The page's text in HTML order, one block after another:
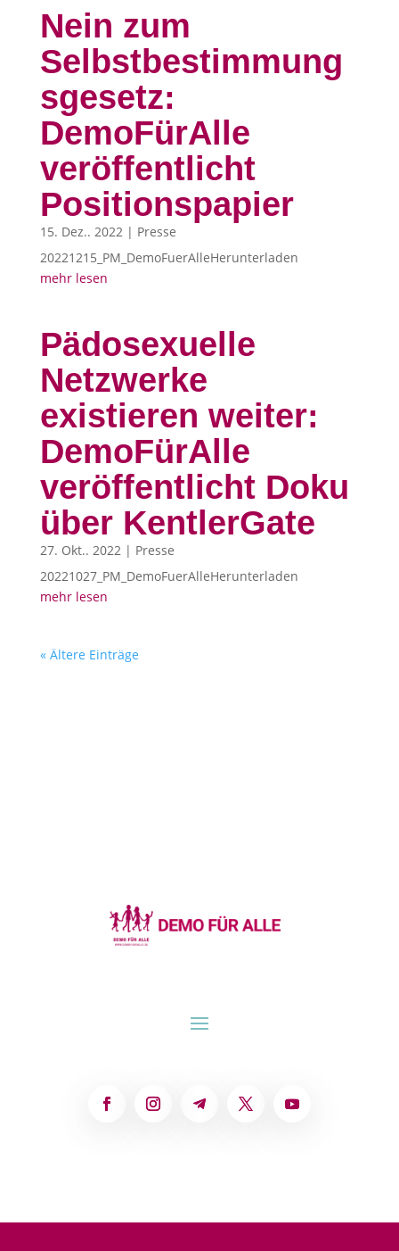
Nein zum
Selbstbestimmung
sgesetz:
DemoFürAlle
veröffentlicht
Positionspapier
15. Dez.. 2022| Presse
20221215_PM_DemoFuerAlleHerunterladen
mehr lesen
Pädosexuelle
Netzwerke
existieren weiter:
DemoFürAlle
veröffentlicht Doku
über KentlerGate
27. Okt.. 2022| Presse
20221027_PM_DemoFuerAlleHerunterladen
mehr lesen
« Ältere Einträge